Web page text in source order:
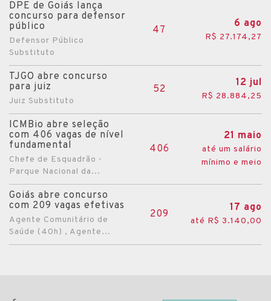
DPE de Goiás lança
concurso para defensor
público
Defensor Público
Substituto
47
6 ago
R$ 27.174,27
TJGO abre concurso
para juiz
Juiz Substituto
52
12 jul
R$ 28.884,25
ICMBio abre seleção
com 406 vagas de nível
fundamental
Chefe de Esquadrão -
Parque Nacional da...
406
21 maio
até um salário
mínimo e meio
Goiás abre concurso
com 209 vagas efetivas
Agente Comunitário de
Saúde (40h) , Agente...
209
17 ago
até R$ 3.140,00